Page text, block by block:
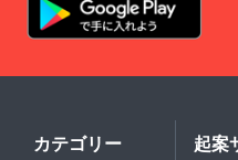
カテゴリー 起案